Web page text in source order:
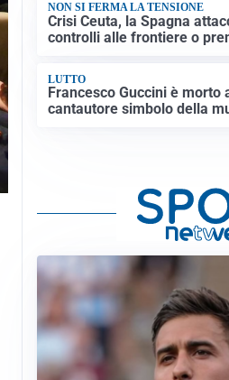
NON SI FERMA LA TENSIONE
Crisi Ceuta, la Spagna
controlli alle frontiere o
LUTTO
Francesco Guccini è morto
cantautore simbolo della